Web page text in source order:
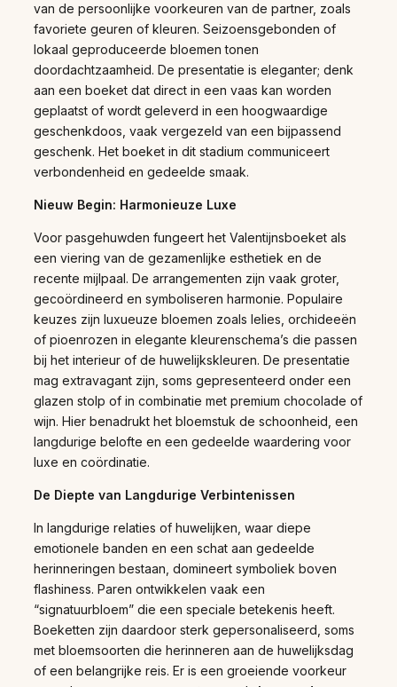
van de persoonlijke voorkeuren van de partner, zoals
favoriete geuren of kleuren. Seizoensgebonden of
lokaal geproduceerde bloemen tonen
doordachtzaamheid. De presentatie is eleganter; denk
aan een boeket dat direct in een vaas kan worden
geplaatst of wordt geleverd in een hoogwaardige
geschenkdoos, vaak vergezeld van een bijpassend
geschenk. Het boeket in dit stadium communiceert
verbondenheid en gedeelde smaak.
Nieuw Begin: Harmonieuze Luxe
Voor pasgehuwden fungeert het Valentijnsboeket als
een viering van de gezamenlijke esthetiek en de
recente mijlpaal. De arrangementen zijn vaak groter,
gecoördineerd en symboliseren harmonie. Populaire
keuzes zijn luxueuze bloemen zoals lelies, orchideeën
of pioenrozen in elegante kleurenschema’s die passen
bij het interieur of de huwelijkskleuren. De presentatie
mag extravagant zijn, soms gepresenteerd onder een
glazen stolp of in combinatie met premium chocolade of
wijn. Hier benadrukt het bloemstuk de schoonheid, een
langdurige belofte en een gedeelde waardering voor
luxe en coördinatie.
De Diepte van Langdurige Verbintenissen
In langdurige relaties of huwelijken, waar diepe
emotionele banden en een schat aan gedeelde
herinneringen bestaan, domineert symboliek boven
flashiness. Paren ontwikkelen vaak een
“signatuurbloem” die een speciale betekenis heeft.
Boeketten zijn daardoor sterk gepersonaliseerd, soms
met bloemsoorten die herinneren aan de huwelijksdag
of een belangrijke reis. Er is een groeiende voorkeur